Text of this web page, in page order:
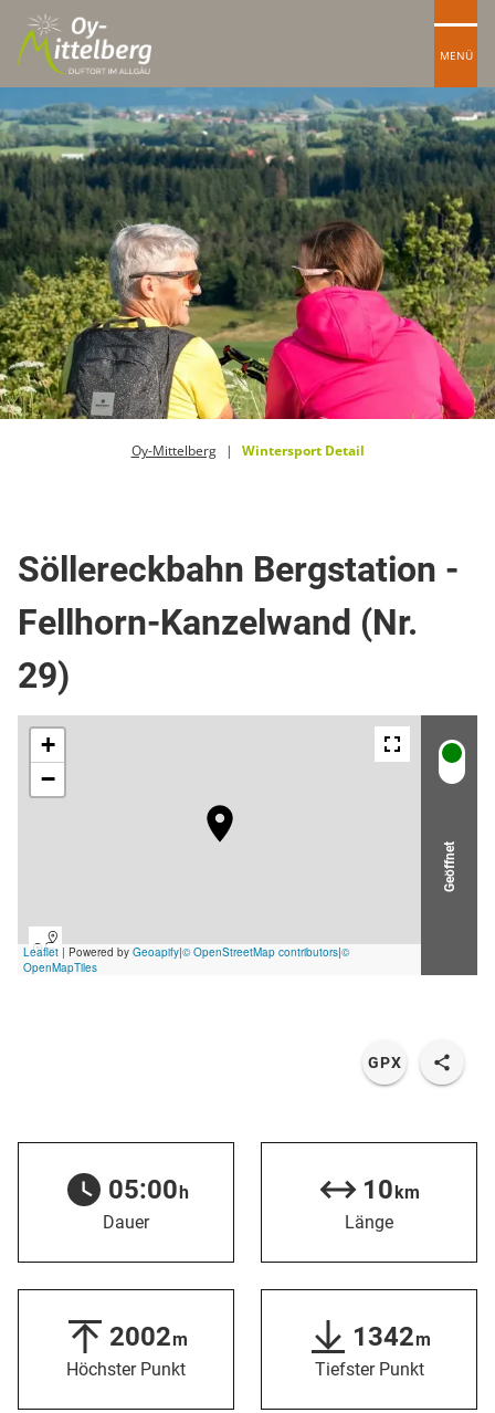
MENÜ
Oy-Mittelberg Wintersport Detail
Söllereckbahn Bergstation -
Fellhorn-Kanzelwand (Nr.
29)
Geöffnet
GPX
05:00h
Dauer
10km
Länge
2002m
Höchster Punkt
1342m
Tiefster Punkt